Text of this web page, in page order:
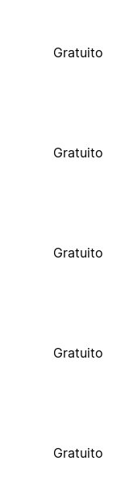
Gratuito
Gratuito
Gratuito
Gratuito
Gratuito